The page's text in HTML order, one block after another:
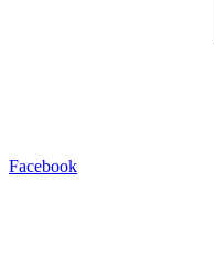
Facebook